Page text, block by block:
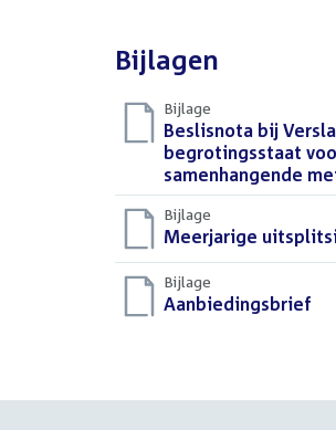
Bijlagen
Bijlage
Download
bestand:
Beslisnota bij
begrotingsstaat
samenhangende
Bijlage
Download
bestand:
Meerjarige
Bijlage
Download
Aanbiedingsbrief